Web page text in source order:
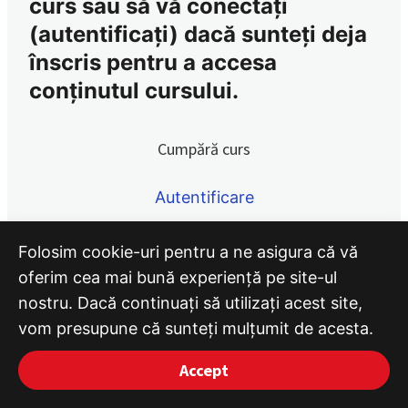
2022 – Stimulatoare cardiace – de la mod de funcționare la
ECG (partea II). Dr. Corneliu Iorgulescu
2022 – Tehnici imagistice moderne în cardiologie – Dr.
Smărăndița Lăcău
2022 – Tromboze venoase cerebrale – Conf. Dr. Elena
curs sau să vă conectați
(autentificați) dacă sunteți deja
înscris pentru a accesa
conținutul cursului.
Cumpără curs
Autentificare
Folosim cookie-uri pentru a ne asigura că vă
oferim cea mai bună experiență pe site-ul
nostru. Dacă continuați să utilizați acest site,
vom presupune că sunteți mulțumit de acesta.
Accept